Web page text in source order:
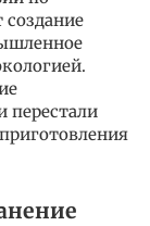
перестали